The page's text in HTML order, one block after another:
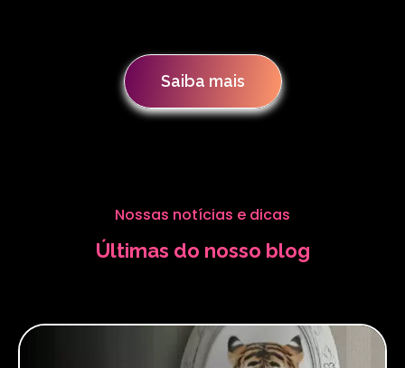
Saiba mais
Nossas notícias e dicas
Últimas do nosso blog